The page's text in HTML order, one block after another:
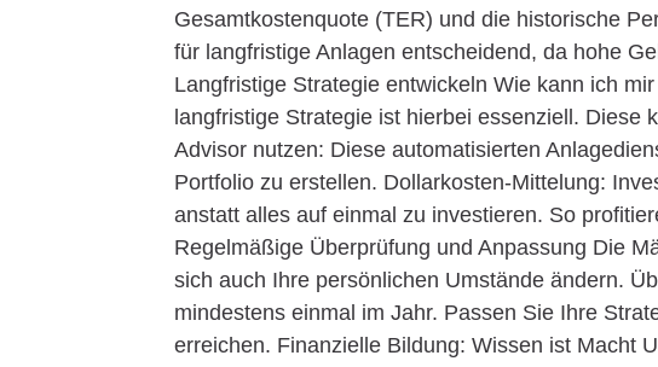
Gesamtkostenquote (TER) und die historische
für langfristige Anlagen entscheidend, da hohe
Langfristige Strategie entwickeln Wie kann ich
langfristige Strategie ist hierbei essenziell. Diese
Advisor nutzen: Diese automatisierten
Portfolio zu erstellen. Dollarkosten-Mittelung:
anstatt alles auf einmal zu investieren. So
Regelmäßige Überprüfung und Anpassung Die
sich auch Ihre persönlichen Umstände ändern.
mindestens einmal im Jahr. Passen Sie Ihre
erreichen. Finanzielle Bildung: Wissen ist Macht